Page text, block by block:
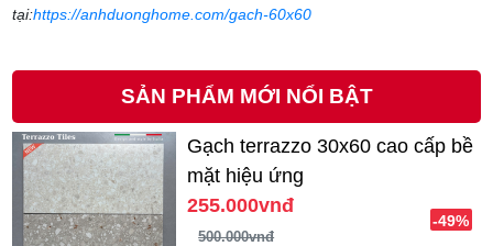
tại:https://anhduonghome.com/gach-60x60
SẢN PHẨM MỚI NỔI BẬT
Gạch terrazzo 30x60 cao cấp bề
mặt hiệu ứng
255.000vnđ
500.000vnđ
-49%